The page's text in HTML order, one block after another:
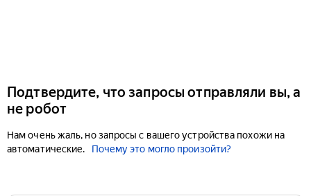
Подтвердите, что запросы отправляли вы, а
не робот
Нам очень жаль, но запросы с вашего устройства похожи на
автоматические.
Почему это могло произойти?